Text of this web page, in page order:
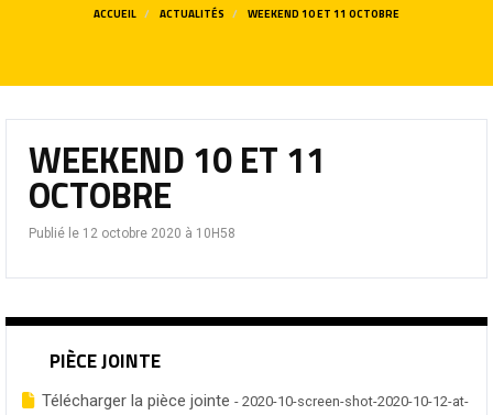
ACCUEIL ACTUALITÉS WEEKEND 10 ET 11 OCTOBRE
WEEKEND 10 ET 11
OCTOBRE
Publié le 12 octobre 2020 à 10H58
PIÈCE JOINTE
Télécharger la pièce jointe - 2020-10-screen-shot-2020-10-12-at-